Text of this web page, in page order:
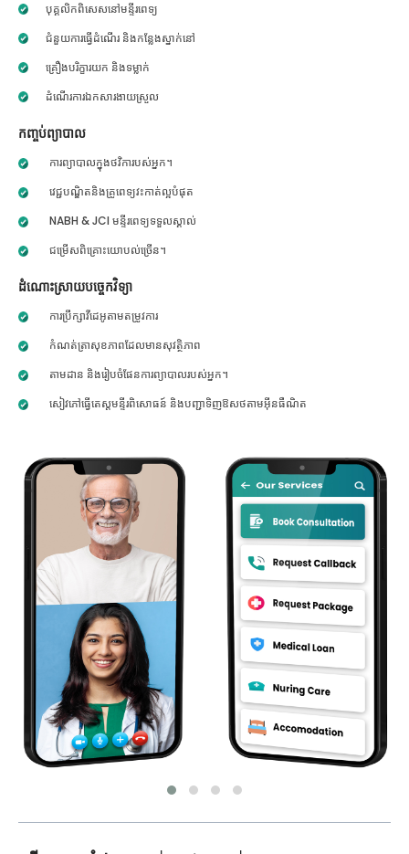
បុគ្គលិកពិសេសនៅមន្ទីរពេទ្យ
ជំនួយការធ្វើដំណើរ និងកន្លែងស្នាក់នៅ
គ្រឿងបរិក្ខារយក និងទម្លាក់
ដំណើរការឯកសារងាយស្រួល
កញ្ចប់ព្យាបាល
ការព្យាបាលក្នុងថវិការបស់អ្នក។
វេជ្ជបណ្ឌិតនិងគ្រូពេទ្យវះកាត់ល្អបំផុត
NABH & JCI មន្ទីរពេទ្យទទួលស្គាល់
ជម្រើសពិគ្រោះយោបល់ច្រើន។
ដំណោះស្រាយបច្ចេកវិទ្យា
ការប្រឹក្សាវីដេអូតាមតម្រូវការ
កំណត់ត្រាសុខភាពដែលមានសុវត្ថិភាព
តាមដាន និងរៀបចំផែនការព្យាបាលរបស់អ្នក។
សៀវភៅធ្វើតេស្តមន្ទីរពិសោធន៍ និងបញ្ជាទិញឱសថតាមអ៊ីនធឺណិត